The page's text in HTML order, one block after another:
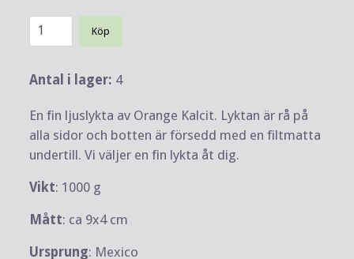
Köp
Antal i lager: 4
En fin ljuslykta av Orange Kalcit. Lyktan är rå på
alla sidor och botten är försedd med en filtmatta
undertill. Vi väljer en fin lykta åt dig.
Vikt: 1000 g
Mått: ca 9x4 cm
Ursprung: Mexico